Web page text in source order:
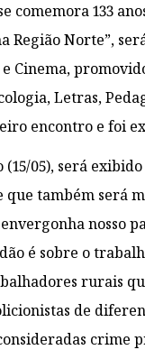
comemora 133
Região Norte”,
Cinema,
Letras,
encontro e foi
(15/05), será
também será
nosso
é sobre o
rurais
de
crime